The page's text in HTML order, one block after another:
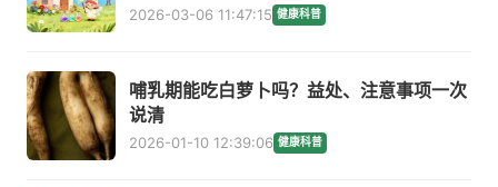
2026-03-06 11:47:15 健康科普
哺乳期能吃白萝卜吗？益处、注意事项一次
说清
2026-01-10 12:39:06 健康科普